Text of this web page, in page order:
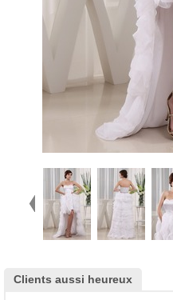
Clients aussi heureux